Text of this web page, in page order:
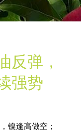
反弹，
强势
镍逢高做空；